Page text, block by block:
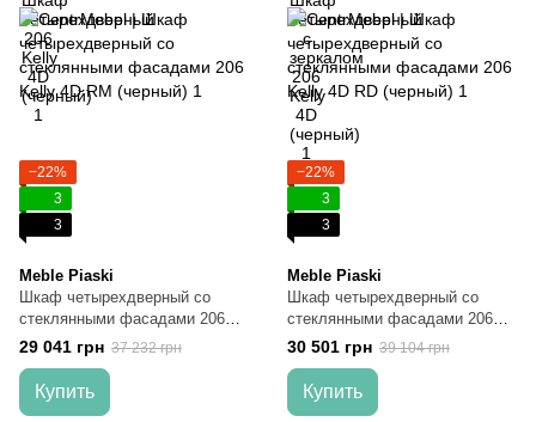
−22%
3
3
Meble Piaski
Шкаф четырехдверный со
стеклянными фасадами 206
Kelly 4D RM (черный)
29 041 грн 37 232 грн
Купить
−22%
3
3
Meble Piaski
Шкаф четырехдверный со
стеклянными фасадами 206
Kelly 4D RD (черный)
30 501 грн 39 104 грн
Купить